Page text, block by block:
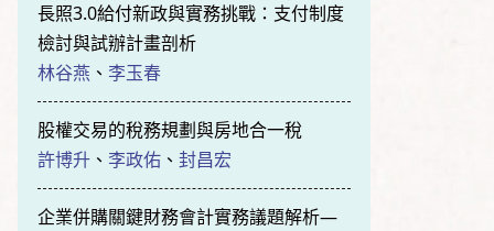
長照3.0給付新政與實務挑戰：支付制度
檢討與試辦計畫剖析
林谷燕 、 李玉春
股權交易的稅務規劃與房地合一稅
許博升 、 李政佑 、 封昌宏
企業併購關鍵財務會計實務議題解析—